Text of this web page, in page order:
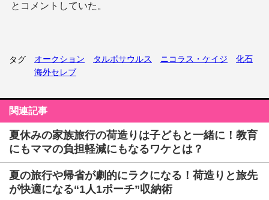
とコメントしていた。
タグ オークション タルボサウルス ニコラス・ケイジ
化石
海外セレブ
関連記事
夏休みの家族旅行の荷造りは子どもと一緒に！教育
にもママの負担軽減にもなるワケとは？
夏の旅行や帰省が劇的にラクになる！荷造りと旅先
が快適になる“1人1ポーチ”収納術